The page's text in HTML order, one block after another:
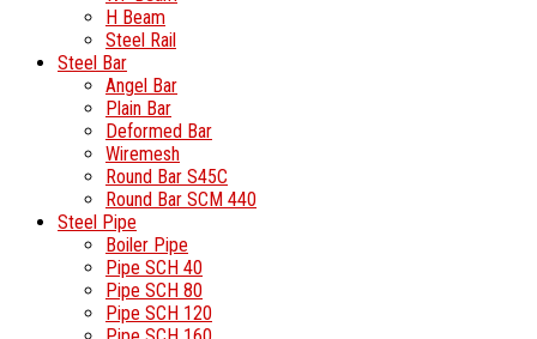
H Beam
Steel Rail
Steel Bar
Angel Bar
Plain Bar
Deformed Bar
Wiremesh
Round Bar S45C
Round Bar SCM 440
Steel Pipe
Boiler Pipe
Pipe SCH 40
Pipe SCH 80
Pipe SCH 120